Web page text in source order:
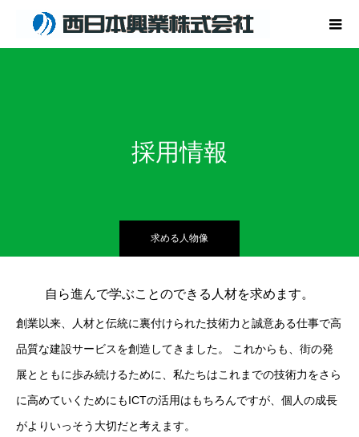
採用情報
求める人物像
自ら進んで学ぶことのできる人材を求めます。
創業以来、人材と伝統に裏付けられた技術力と誠意ある仕事で高
品質な建設サービスを創造してきました。 これからも、街の発
展とともに歩み続けるために、私たちはこれまでの技術力をさら
に高めていくためにもICTの活用はもちろんですが、個人の成長
がよりいっそう大切だと考えます。